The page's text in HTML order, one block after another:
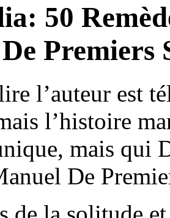
50
Premiers
l’auteur est
l’histoire
mais qui
De